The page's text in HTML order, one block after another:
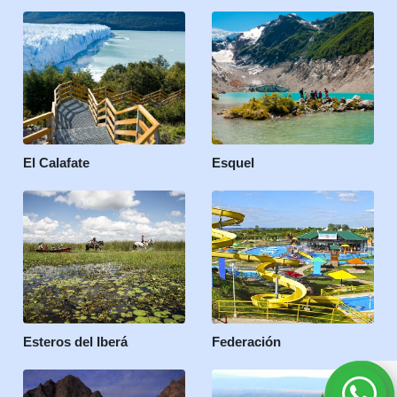
El Calafate Esquel
Esteros del Iberá Federación